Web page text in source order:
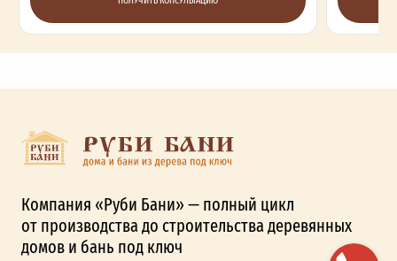
Компания «Руби Бани» — полный цикл
от производства до строительства деревянных
домов и бань под ключ